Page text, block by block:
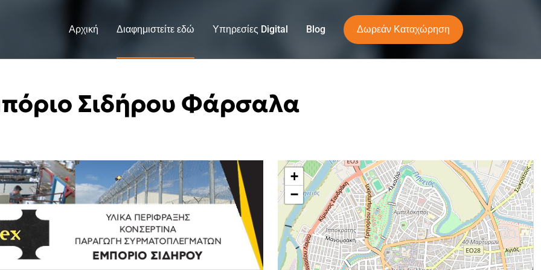
Αρχική Διαφημιστείτε εδώ Υπηρεσίες Digital Blog Δωρεάν Καταχώρηση
Σιδήρου Φάρσαλα
+
−